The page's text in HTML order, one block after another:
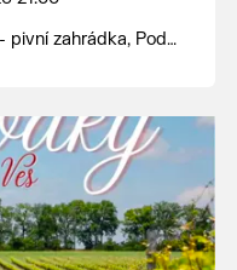
pivní zahrádka, Pod